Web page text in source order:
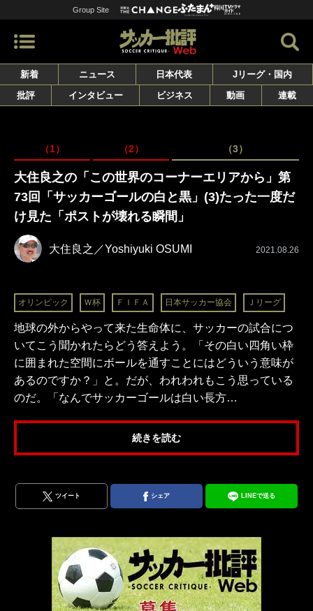
Group Site
新着 ニュース 日本代表
Jリーグ・国内
批評
インタビュー ビジネス 動画 連載
（1） （2） （3）
大住良之の「この世界のコーナーエリアから」第
73回「サッカーゴールの白と黒」(3)たった一度だ
け見た「ポストが壊れる瞬間」
大住良之／Yoshiyuki OSUMI 2021.08.26
オリンピック Ｗ杯 ＦＩＦＡ 日本サッカー協会 Ｊリーグ
地球の外からやって来た生命体に、サッカーの試合につ
いてこう聞かれたらどう答えよう。「その白い四角い枠
に囲まれた空間にボールを通すことにはどういう意味が
あるのですか？」と。だが、われわれもこう思っている
のだ。「なんでサッカーゴールは白い長方…
続きを読む
ツイート シェア LINEで送る